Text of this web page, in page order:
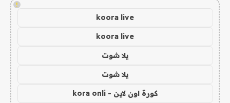
!
koora live
koora live
يلا شوت
يلا شوت
كورة اون لاين - kora onli